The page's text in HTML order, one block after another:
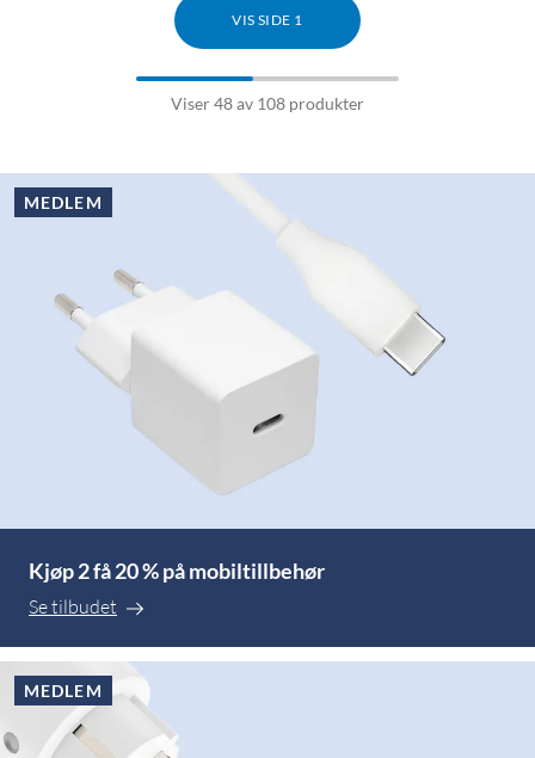
VIS SIDE 1
Viser 48 av 108 produkter
MEDLEM
Kjøp 2 få 20 % på mobiltillbehør
Se tilbudet
MEDLEM